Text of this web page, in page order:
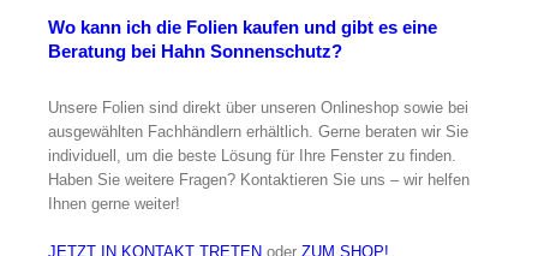
Wo kann ich die Folien kaufen und gibt es eine
Beratung bei Hahn Sonnenschutz?
Unsere Folien sind direkt über unseren Onlineshop sowie bei
ausgewählten Fachhändlern erhältlich. Gerne beraten wir Sie
individuell, um die beste Lösung für Ihre Fenster zu finden.
Haben Sie weitere Fragen? Kontaktieren Sie uns – wir helfen
Ihnen gerne weiter!
JETZT IN KONTAKT TRETEN oder ZUM SHOP!